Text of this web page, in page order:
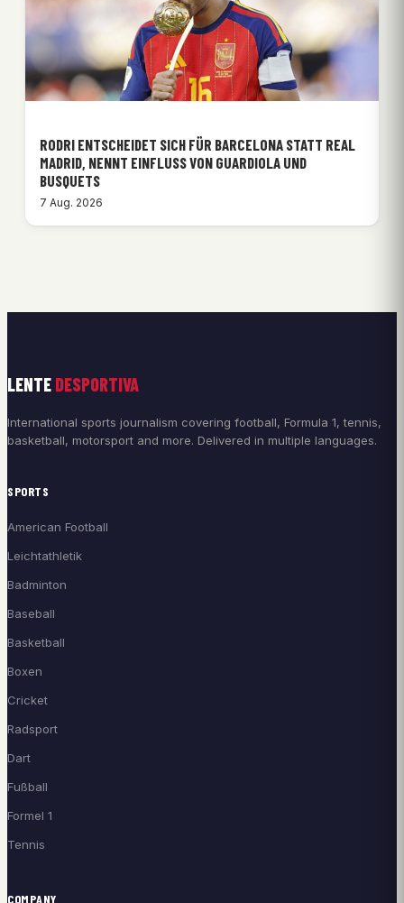
RODRI ENTSCHEIDET SICH FÜR BARCELONA STATT REAL
MADRID, NENNT EINFLUSS VON GUARDIOLA UND
BUSQUETS
7 Aug. 2026
LENTE DESPORTIVA
International sports journalism covering football, Formula 1, tennis,
basketball, motorsport and more. Delivered in multiple languages.
SPORTS
American Football
Leichtathletik
Badminton
Baseball
Basketball
Boxen
Cricket
Radsport
Dart
Fußball
Formel 1
Tennis
COMPANY